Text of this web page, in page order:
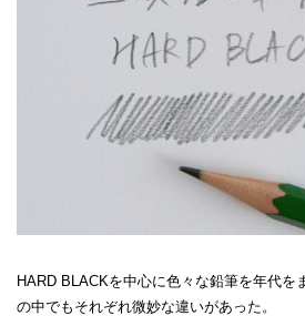
HARD BLACKを中心に色々な鉛筆を年代を
の中でもそれぞれ微妙な違いがあった。